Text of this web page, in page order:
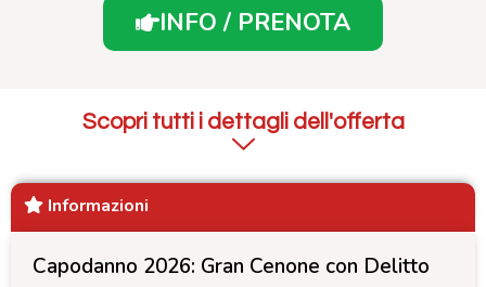
INFO / PRENOTA
Scopri tutti i dettagli dell'offerta
Informazioni
Capodanno 2026: Gran Cenone con Delitto